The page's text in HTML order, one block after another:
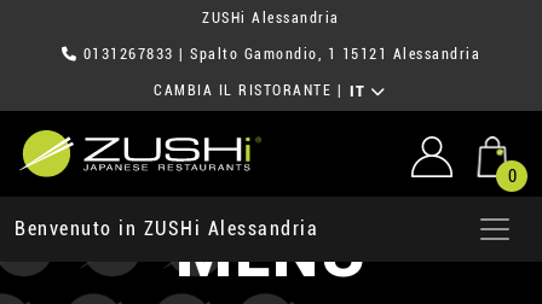
ZUSHi Alessandria
0131267833 | Spalto Gamondio, 1 15121 Alessandria
CAMBIA IL RISTORANTE IT
0
Benvenuto in ZUSHi Alessandria
MENU